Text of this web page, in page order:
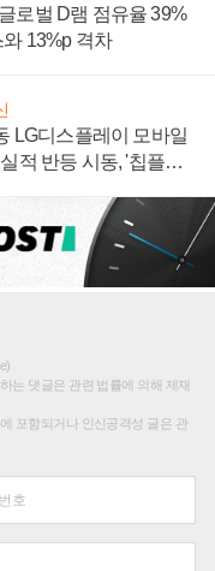
로벌 D램 점유율 39%
13%p 격차
LG디스플레이 모바일
적 반등 시동, '칩플레
는 댓글은 관련 법률에 의해 제재
포함되거나 인신공격성 글은 관